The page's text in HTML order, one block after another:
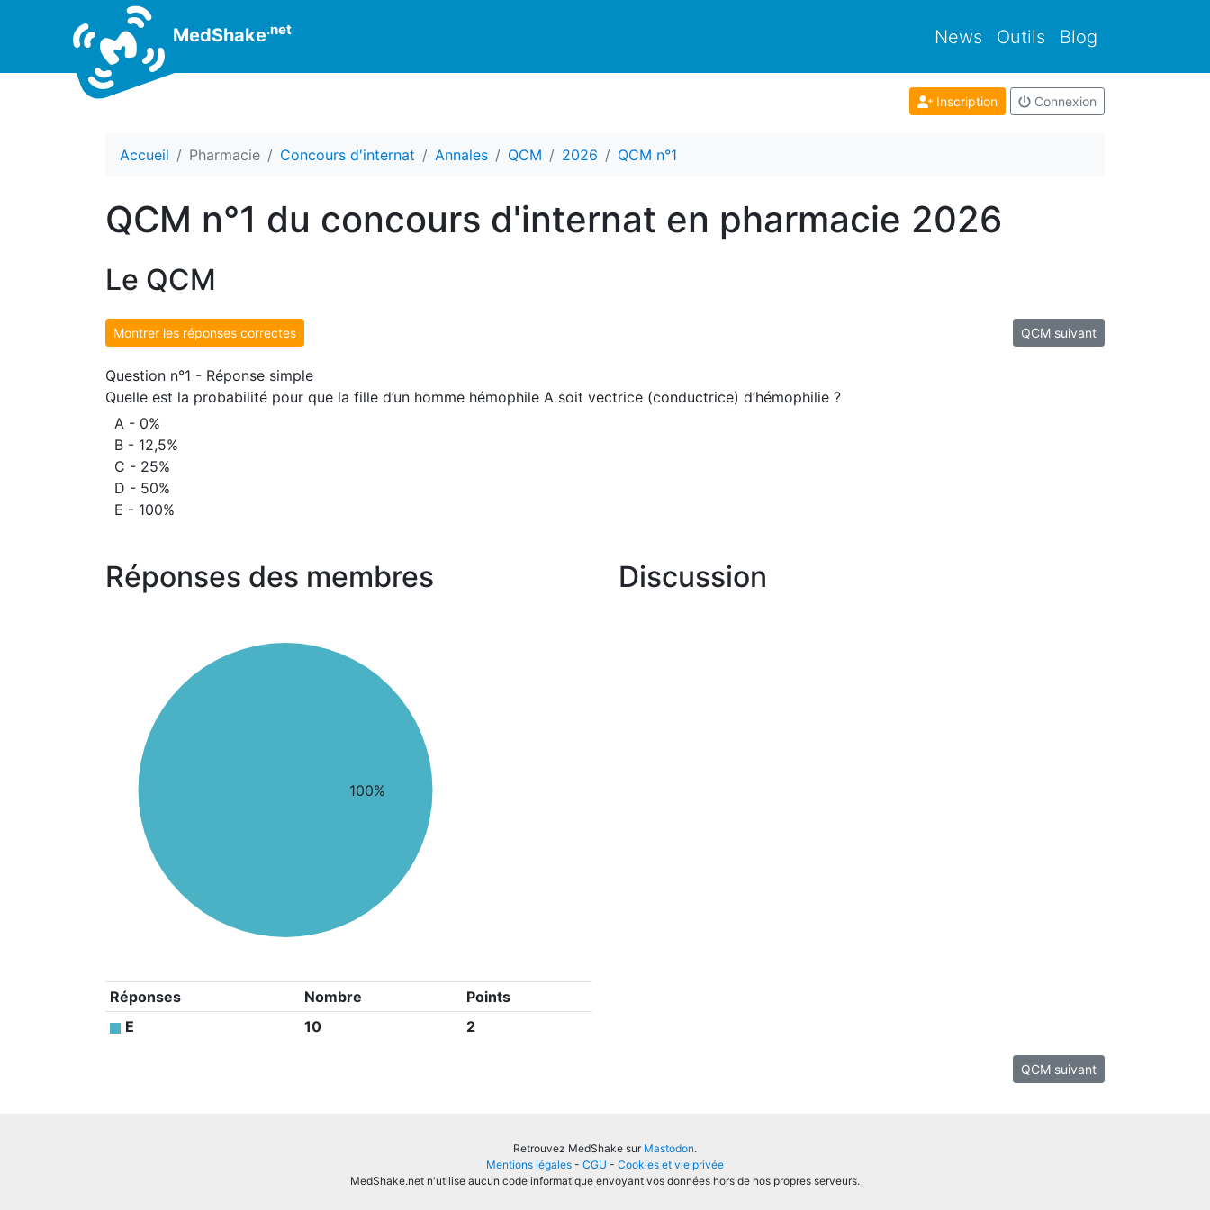
MedShake.net News Outils Blog
Inscription Connexion
Accueil Pharmacie Concours d'internat Annales QCM 2026 QCM n°1
QCM n°1 du concours d'internat en pharmacie 2026
Le QCM
Montrer les réponses correctes QCM suivant
Question n°1 - Réponse simple
Quelle est la probabilité pour que la fille d’un homme hémophile A soit vectrice (conductrice) d’hémophilie ?
A - 0%
B - 12,5%
C - 25%
D - 50%
E - 100%
Réponses des membres
100%
Réponses Nombre
Points
E
10 2
Discussion
QCM suivant
Retrouvez MedShake sur Mastodon.
Mentions légales - CGU - Cookies et vie privée
MedShake.net n'utilise aucun code informatique envoyant vos données hors de nos propres serveurs.